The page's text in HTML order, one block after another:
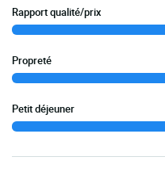
Rapport qualité/prix
Propreté
Petit déjeuner